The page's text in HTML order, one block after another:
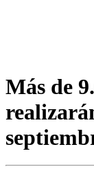
Más de